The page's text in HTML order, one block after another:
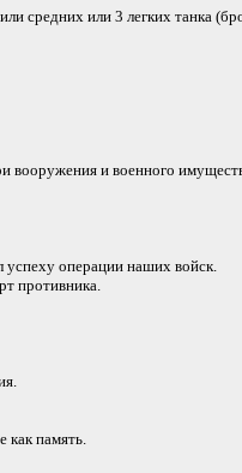
средних или 3 легких танка
вооружения и военного
операции наших войск.
противника.
как память.